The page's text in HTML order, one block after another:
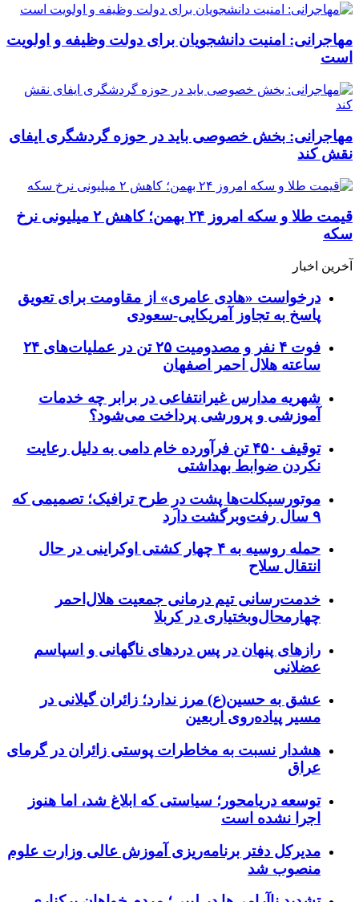
مهاجرانی: امنیت دانشجویان برای دولت وظیفه و اولویت
است
مهاجرانی: بخش خصوصی باید در حوزه گردشگری ایفای
نقش کند
قیمت طلا و سکه امروز ۲۴ بهمن؛ کاهش ۲ میلیونی نرخ
سکه
آخرین اخبار
درخواست «هادی عامری» از مقاومت برای تعویق
پاسخ به تجاوز آمریکایی-سعودی
فوت ۴ نفر و مصدومیت ۲۵ تن در عملیات‌های ۲۴
ساعته هلال احمر اصفهان
شهریه مدارس غیرانتفاعی در برابر چه خدمات
آموزشی و پرورشی پرداخت می‌شود؟
توقیف ۴۵۰ تن فرآورده خام دامی به دلیل رعایت
نکردن ضوابط بهداشتی
موتورسیکلت‌ها پشت درِ طرح ترافیک؛ تصمیمی که
۹ سال رفت‌وبرگشت دارد
حمله روسیه به ۴ چهار کشتی اوکراینی در حال
انتقال سلاح
خدمت‌رسانی تیم درمانی جمعیت هلال‌احمر
چهارمحال‌وبختیاری در کربلا
رازهای پنهان در پس دردهای ناگهانی و اسپاسم
عضلانی
عشق به حسین(ع) مرز ندارد؛ زائران گیلانی در
مسیر پیاده‌روی اربعین
هشدار نسبت به مخاطرات پوستی زائران در گرمای
عراق
توسعه دریامحور؛ سیاستی که ابلاغ شد، اما هنوز
اجرا نشده است
مدیرکل دفتر برنامه‌ریزی آموزش عالی وزارت علوم
منصوب شد